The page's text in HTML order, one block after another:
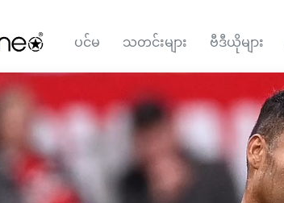
ပင်မ သတင်းများ ဗီဒီယိုများ